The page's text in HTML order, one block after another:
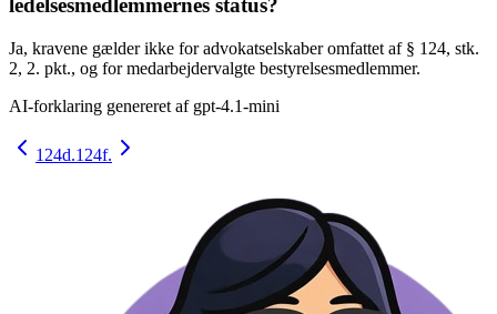
ledelsesmedlemmernes status?
Ja, kravene gælder ikke for advokatselskaber omfattet af § 124, stk.
2, 2. pkt., og for medarbejdervalgte bestyrelsesmedlemmer.
AI-forklaring genereret af gpt-4.1-mini
124d.124f.